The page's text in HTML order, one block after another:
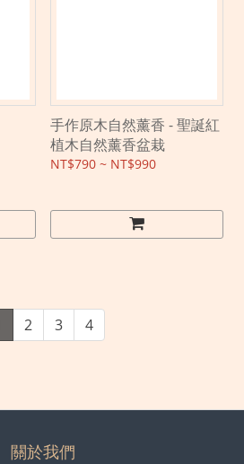
手作原木自然薰香 - 聖誕紅
植木自然薰香盆栽
NT$790 ~ NT$990
2 3 4
關於我們